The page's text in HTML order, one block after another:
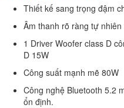
Thiết kế sang trọng đậm
Âm thanh rõ ràng tự
1 Driver Woofer class D
D 15W
Công suất mạnh mẽ 80W
Công nghệ Bluetooth 5.2
ổn định.